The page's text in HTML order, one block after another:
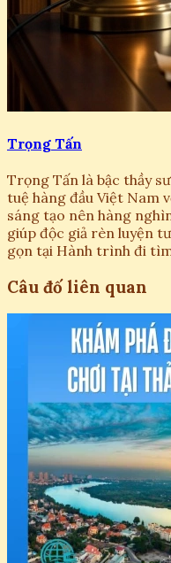
Trọng Tấn
Trọng Tấn là bậc thầy
tuệ hàng đầu Việt Nam
sáng tạo nên hàng
giúp độc giả rèn luyện
gọn tại Hành trình đi
Câu đố liên quan